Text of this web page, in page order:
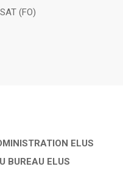
(FO)
ELUS
BUREAU ELUS